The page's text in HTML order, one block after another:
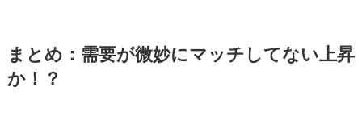
まとめ：需要が微妙にマッチしてない上昇
か！？